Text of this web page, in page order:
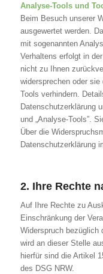
Analyse-Tools und
Beim Besuch unserer
ausgewertet werden.
mit sogenannten
Verhaltens erfolgt in
nicht zu Ihnen
widersprechen oder
Tools verhindern.
Datenschutzerklärung
und „Analyse-Tools”.
Über die
Datenschutzerklärung
2. Ihre Rechte
Auf Ihre Rechte zu
Einschränkung der
Widerspruch bezüglich
wird an dieser Stelle
hierfür sind die Artikel
des DSG NRW.